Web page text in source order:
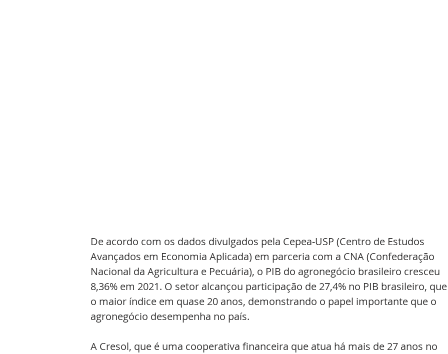
De acordo com os dados divulgados pela Cepea-USP (Centro de Estudos
Avançados em Economia Aplicada) em parceria com a CNA (Confederação
Nacional da Agricultura e Pecuária), o PIB do agronegócio brasileiro cresceu
8,36% em 2021. O setor alcançou participação de 27,4% no PIB brasileiro,
o maior índice em quase 20 anos, demonstrando o papel importante que o
agronegócio desempenha no país.
A Cresol, que é uma cooperativa financeira que atua há mais de 27 anos no